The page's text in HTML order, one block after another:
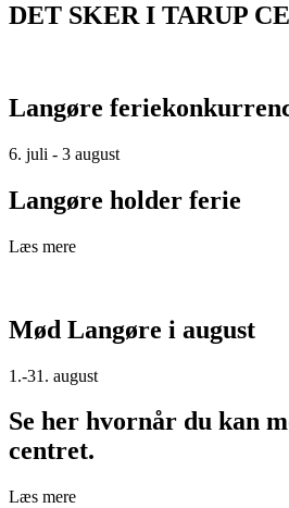
DET SKER I TARUP
Langøre
6. juli - 3 august
Langøre holder ferie
Læs mere
Mød Langøre i august
1.-31. august
Se her hvornår du kan
centret.
Læs mere